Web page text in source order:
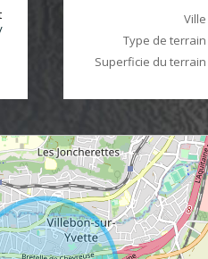
Ville
Type de terrain
Superficie du terrain